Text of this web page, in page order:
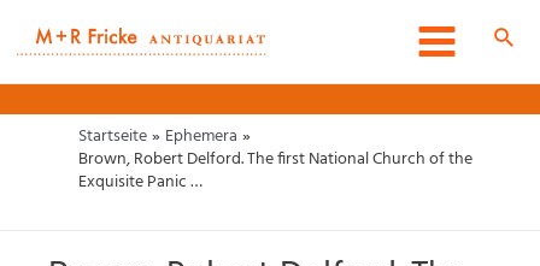
Inhalt
springen
Main
Menu
Startseite
Ephemera
Brown, Robert Delford. The first National Church of the
Exquisite Panic …